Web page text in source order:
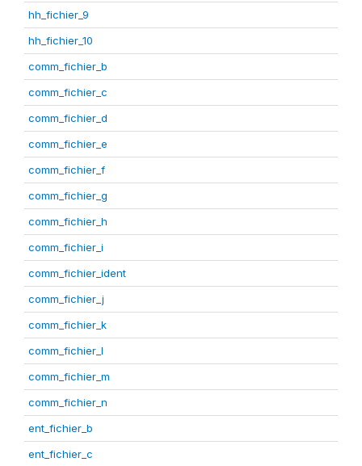
hh_fichier_9
hh_fichier_10
comm_fichier_b
comm_fichier_c
comm_fichier_d
comm_fichier_e
comm_fichier_f
comm_fichier_g
comm_fichier_h
comm_fichier_i
comm_fichier_ident
comm_fichier_j
comm_fichier_k
comm_fichier_l
comm_fichier_m
comm_fichier_n
ent_fichier_b
ent_fichier_c